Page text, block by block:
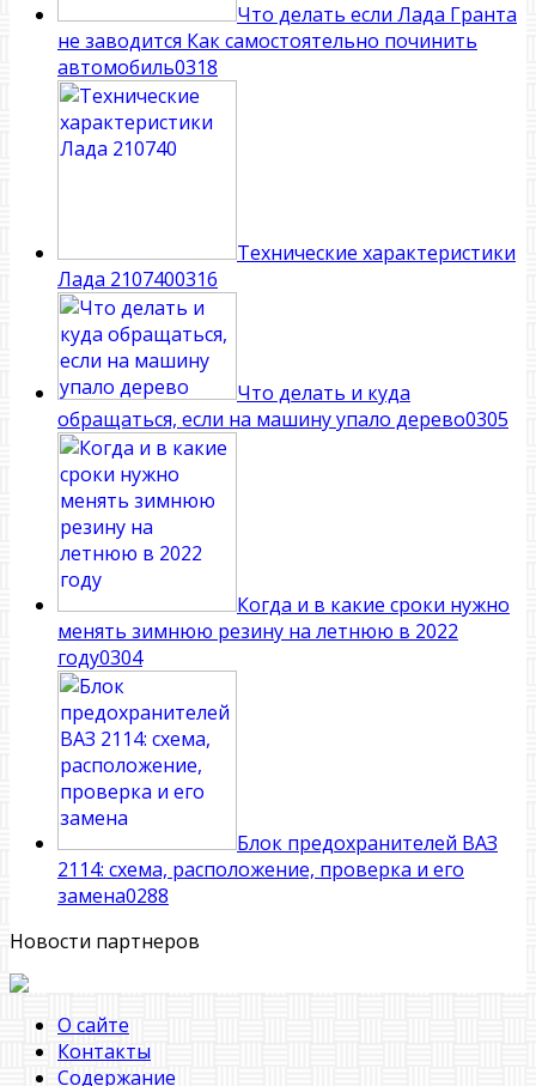
Что делать если Лада Гранта
не заводится Как самостоятельно починить
автомобиль0318
Технические характеристики
Лада 2107400316
Что делать и куда
обращаться, если на машину упало дерево0305
Когда и в какие сроки нужно
менять зимнюю резину на летнюю в 2022
году0304
Блок предохранителей ВАЗ
2114: схема, расположение, проверка и его
замена0288
Новости партнеров
О сайте
Контакты
Содержание